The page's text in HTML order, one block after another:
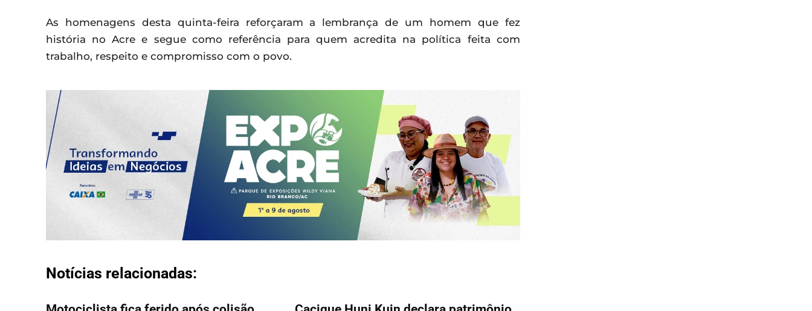
As homenagens desta quinta-feira reforçaram a lembrança de um homem que fez
história no Acre e segue como referência para quem acredita na política feita com
trabalho, respeito e compromisso com o povo.
Notícias relacionadas: